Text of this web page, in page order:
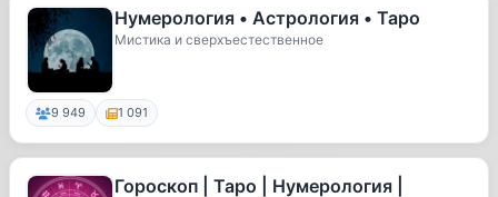
Нумерология • Астрология • Таро
Мистика и сверхъестественное
9 949 1 091
Гороскоп | Таро | Нумерология |